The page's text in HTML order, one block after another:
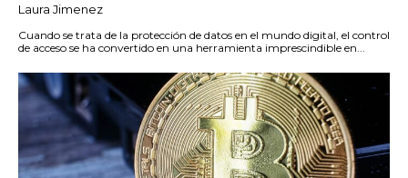
Laura Jimenez
Cuando se trata de la protección de datos en el mundo digital, el control
de acceso se ha convertido en una herramienta imprescindible en...